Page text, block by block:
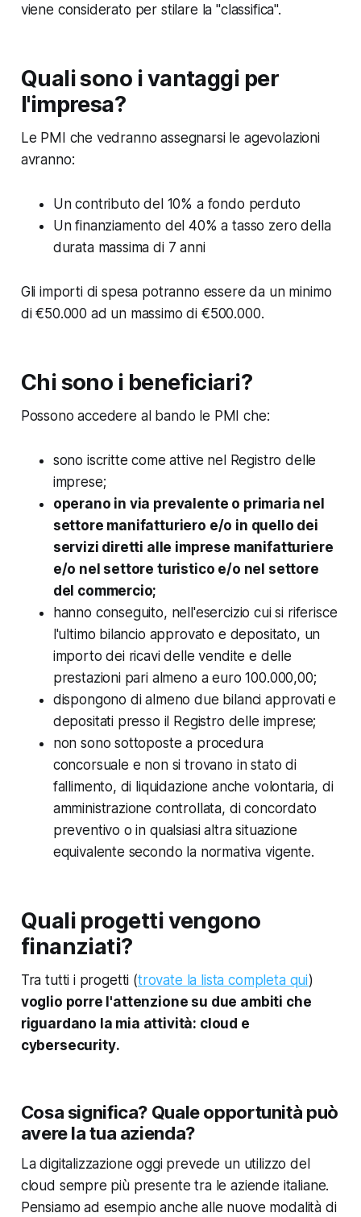
viene considerato per stilare la "classifica".
Quali sono i vantaggi per
l'impresa?
Le PMI che vedranno assegnarsi le agevolazioni
avranno:
Un contributo del 10% a fondo perduto
Un finanziamento del 40% a tasso zero della
durata massima di 7 anni
Gli importi di spesa potranno essere da un minimo
di €50.000 ad un massimo di €500.000.
Chi sono i beneficiari?
Possono accedere al bando le PMI che:
sono iscritte come attive nel Registro delle
imprese;
operano in via prevalente o primaria nel
settore manifatturiero e/o in quello dei
servizi diretti alle imprese manifatturiere
e/o nel settore turistico e/o nel settore
del commercio;
hanno conseguito, nell'esercizio cui si riferisce
l'ultimo bilancio approvato e depositato, un
importo dei ricavi delle vendite e delle
prestazioni pari almeno a euro 100.000,00;
dispongono di almeno due bilanci approvati e
depositati presso il Registro delle imprese;
non sono sottoposte a procedura
concorsuale e non si trovano in stato di
fallimento, di liquidazione anche volontaria, di
amministrazione controllata, di concordato
preventivo o in qualsiasi altra situazione
equivalente secondo la normativa vigente.
Quali progetti vengono
finanziati?
Tra tutti i progetti (trovate la lista completa qui)
voglio porre l'attenzione su due ambiti che
riguardano la mia attività: cloud e
cybersecurity.
Cosa significa? Quale opportunità può
avere la tua azienda?
La digitalizzazione oggi prevede un utilizzo del
cloud sempre più presente tra le aziende italiane.
Pensiamo ad esempio anche alle nuove modalità di